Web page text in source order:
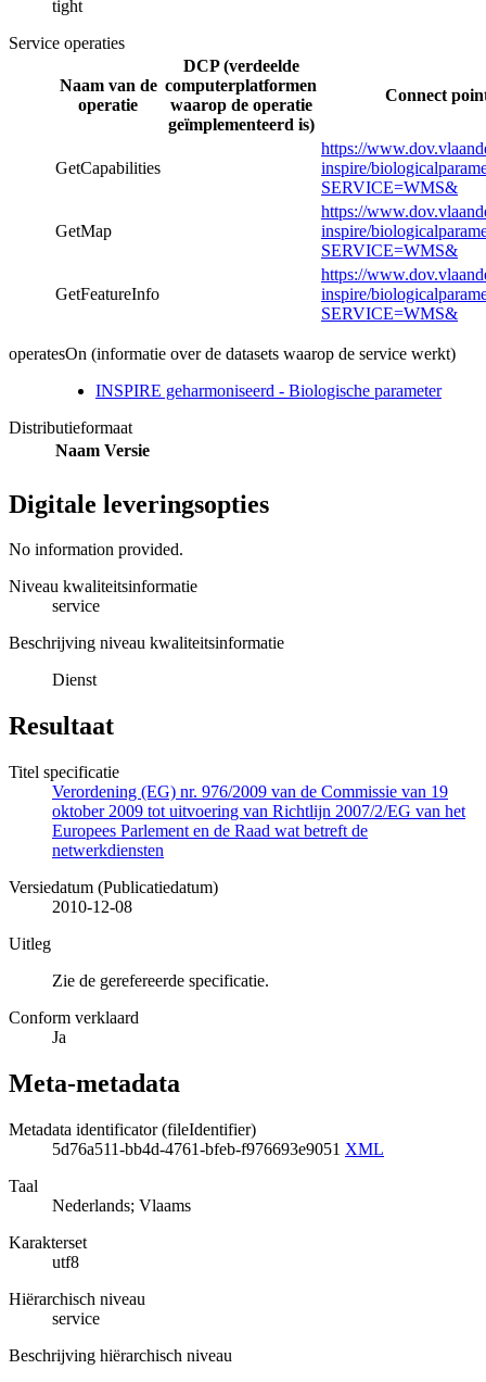
tight
Service operaties
Naam van de
operatie
DCP (verdeelde
computerplatformen
waarop de operatie
geïmplementeerd is)
Connect
GetCapabilities
https://
inspire/
SERVICE=WMS&
GetMap
https://
inspire/
SERVICE=WMS&
GetFeatureInfo
https://
inspire/
SERVICE=WMS&
operatesOn (informatie over de datasets waarop de service werkt)
INSPIRE geharmoniseerd - Biologische parameter
Distributieformaat
Naam Versie
Digitale leveringsopties
No information provided.
Niveau kwaliteitsinformatie
service
Beschrijving niveau kwaliteitsinformatie
Dienst
Resultaat
Titel specificatie
Verordening (EG) nr. 976/2009 van de Commissie van 19
oktober 2009 tot uitvoering van Richtlijn 2007/2/EG van het
Europees Parlement en de Raad wat betreft de
netwerkdiensten
Versiedatum (Publicatiedatum)
2010-12-08
Uitleg
Zie de gerefereerde specificatie.
Conform verklaard
Ja
Meta-metadata
Metadata identificator (fileIdentifier)
5d76a511-bb4d-4761-bfeb-f976693e9051 XML
Taal
Nederlands; Vlaams
Karakterset
utf8
Hiërarchisch niveau
service
Beschrijving hiërarchisch niveau